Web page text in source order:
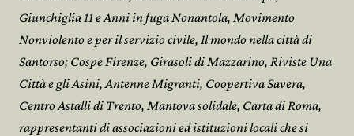
Giunchiglia 11 e Anni in fuga Nonantola, Movimento
Nonviolento e per il servizio civile, Il mondo nella città di
Santorso; Cospe Firenze, Girasoli di Mazzarino, Riviste Una
Città e gli Asini, Antenne Migranti, Coopertiva Savera,
Centro Astalli di Trento, Mantova solidale, Carta di Roma,
rappresentanti di associazioni ed istituzioni locali che si